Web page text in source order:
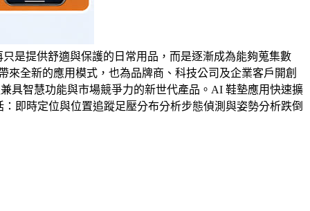
是提供舒適與保護的日常用品，而是逐漸成為能夠蒐集數
全新的應用模式，也為品牌商、科技公司及企業客戶開創
具智慧功能與市場競爭力的新世代產品。AI 鞋墊應用快速擴
即時定位與位置追蹤足壓分布分析步態偵測與姿勢分析跌倒